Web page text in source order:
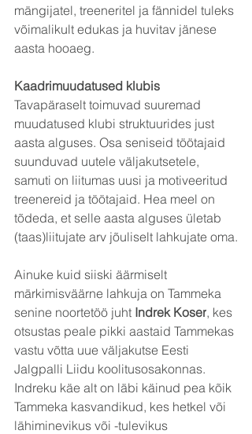
mängijatel, treeneritel ja fännidel tuleks
võimalikult edukas ja huvitav jänese
aasta hooaeg.
Kaadrimuudatused klubis
Tavapäraselt toimuvad suuremad
muudatused klubi struktuurides just
aasta alguses. Osa seniseid töötajaid
suunduvad uutele väljakutsetele,
samuti on liitumas uusi ja motiveeritud
treenereid ja töötajaid. Hea meel on
tõdeda, et selle aasta alguses ületab
(taas)liitujate arv jõuliselt lahkujate oma.
Ainuke kuid siiski äärmiselt
märkimisväärne lahkuja on Tammeka
senine noortetöö juht Indrek Koser, kes
otsustas peale pikki aastaid Tammekas
vastu võtta uue väljakutse Eesti
Jalgpalli Liidu koolitusosakonnas.
Indreku käe alt on läbi käinud pea kõik
Tammeka kasvandikud, kes hetkel või
lähiminevikus või -tulevikus